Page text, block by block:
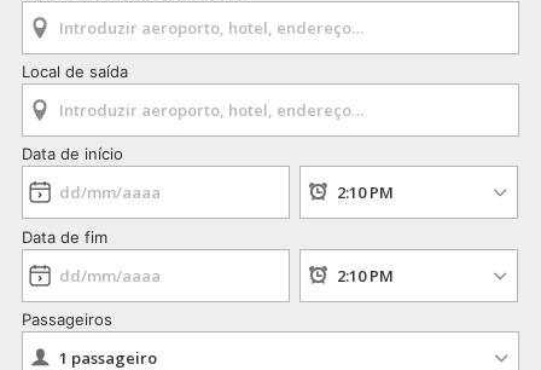
Local de saída
Data de início
Data de fim
Passageiros